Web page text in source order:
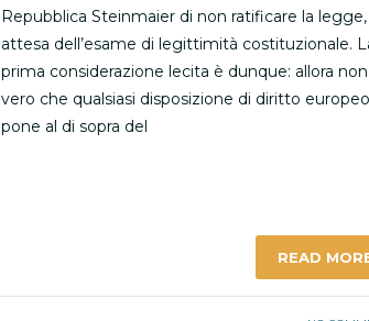
Repubblica Steinmaier di non ratificare la legge,
attesa dell’esame di legittimità costituzionale.
prima considerazione lecita è dunque: allora
vero che qualsiasi disposizione di diritto
pone al di sopra del
READ